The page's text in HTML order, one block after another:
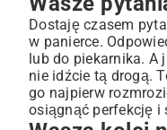
Dostaję czasem
w panierce.
lub do piekarnika. A
nie idźcie tą drogą.
go najpierw
osiągnąć perfekcję i